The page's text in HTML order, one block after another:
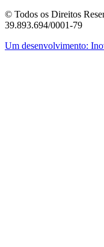
© Todos os Direitos
39.893.694/0001-79
Um desenvolvimento: